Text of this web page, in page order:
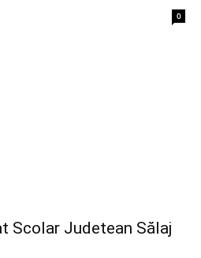
0
Scolar Judetean Sălaj